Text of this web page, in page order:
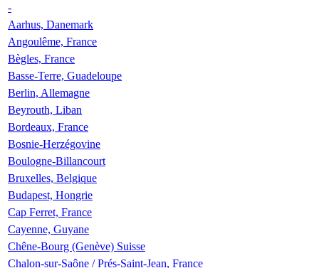
-
Aarhus, Danemark
Angoulême, France
Bègles, France
Basse-Terre, Guadeloupe
Berlin, Allemagne
Beyrouth, Liban
Bordeaux, France
Bosnie-Herzégovine
Boulogne-Billancourt
Bruxelles, Belgique
Budapest, Hongrie
Cap Ferret, France
Cayenne, Guyane
Chêne-Bourg (Genève) Suisse
Chalon-sur-Saône / Prés-Saint-Jean, France